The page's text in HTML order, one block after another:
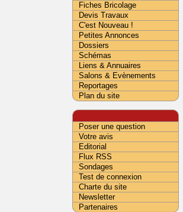
Fiches Bricolage
Devis Travaux
C'est Nouveau !
Petites Annonces
Dossiers
Schémas
Liens & Annuaires
Salons & Evènements
Reportages
Plan du site
Poser une question
Votre avis
Editorial
Flux RSS
Sondages
Test de connexion
Charte du site
Newsletter
Partenaires